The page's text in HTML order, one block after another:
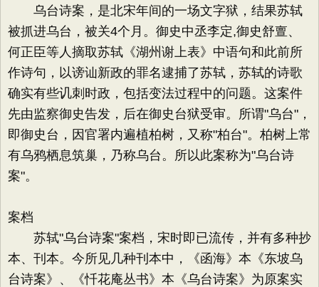
乌台诗案，是北宋年间的一场文字狱，结果苏轼
被抓进乌台，被关4个月。御史中丞李定,御史舒亶、
何正臣等人摘取苏轼《湖州谢上表》中语句和此前所
作诗句，以谤讪新政的罪名逮捕了苏轼，苏轼的诗歌
确实有些讥刺时政，包括变法过程中的问题。这案件
先由监察御史告发，后在御史台狱受审。所谓"乌台"，
即御史台，因官署内遍植柏树，又称"柏台"。柏树上常
有乌鸦栖息筑巢，乃称乌台。所以此案称为"乌台诗
案"。
案档
苏轼"乌台诗案"案档，宋时即已流传，并有多种抄
本、刊本。今所见几种刊本中，《函海》本《东坡乌
台诗案》、《忏花庵丛书》本《乌台诗案》为原案实